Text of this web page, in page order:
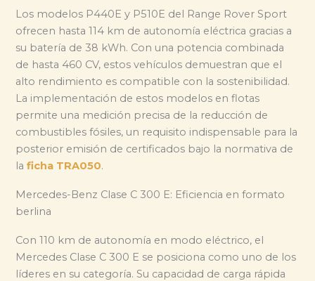
Los modelos P440E y P510E del Range Rover Sport
ofrecen hasta 114 km de autonomía eléctrica gracias a
su batería de 38 kWh. Con una potencia combinada
de hasta 460 CV, estos vehículos demuestran que el
alto rendimiento es compatible con la sostenibilidad.
La implementación de estos modelos en flotas
permite una medición precisa de la reducción de
combustibles fósiles, un requisito indispensable para la
posterior emisión de certificados bajo la normativa de
laficha TRA050.
Mercedes-Benz Clase C 300 E: Eficiencia en formato
berlina
Con 110 km de autonomía en modo eléctrico, el
Mercedes Clase C 300 E se posiciona como uno de los
líderes en su categoría. Su capacidad de carga rápida